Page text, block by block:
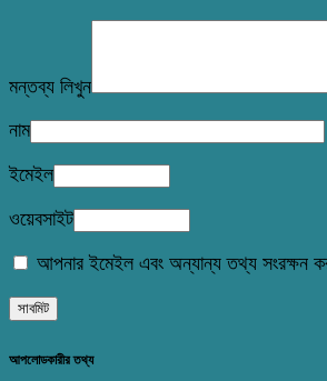
মন্তব্য লিখুন
নাম
ইমেইল
ওয়েবসাইট
আপনার ইমেইল এবং অন্যান্য তথ্য সংরক্ষন
আপলোডকারীর তথ্য